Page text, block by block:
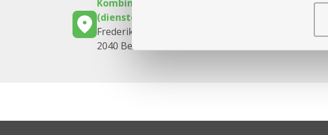
Kombine Molengeest
(dienstencentrum)
Frederik Hendrikstraat 53
2040 Berendrecht